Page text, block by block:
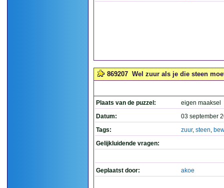
869207 Wel zuur als je die steen
Plaats van de puzzel:
eigen maaksel
Datum:
03 september
Tags:
zuur, steen,
Gelijkluidende vragen:
Geplaatst door: akoe